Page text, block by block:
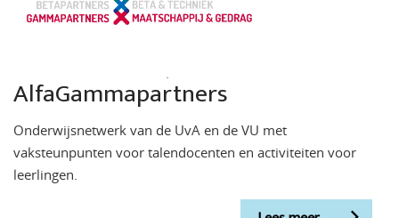
AlfaGammapartners
Onderwijsnetwerk van de UvA en de VU met
vaksteunpunten voor talendocenten en activiteiten voor
leerlingen.